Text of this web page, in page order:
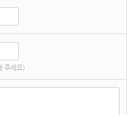
주세요)